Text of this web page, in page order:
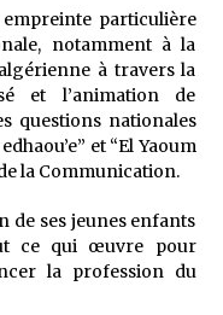
particulière
notamment à la
à travers la
et l’animation de
questions nationales
et “El Yaoum
la Communication.
de ses jeunes enfants
ce qui œuvre pour
la profession du